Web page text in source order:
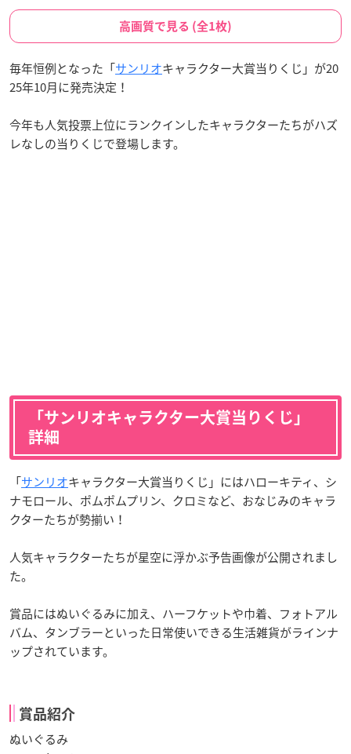
高画質で見る (全1枚)
毎年恒例となった「サンリオキャラクター大賞当りくじ」が20
25年10月に発売決定！
今年も人気投票上位にランクインしたキャラクターたちがハズ
レなしの当りくじで登場します。
「サンリオキャラクター大賞当りくじ」
詳細
「サンリオキャラクター大賞当りくじ」にはハローキティ、シ
ナモロール、ポムポムプリン、クロミなど、おなじみのキャラ
クターたちが勢揃い！
人気キャラクターたちが星空に浮かぶ予告画像が公開されまし
た。
賞品にはぬいぐるみに加え、ハーフケットや巾着、フォトアル
バム、タンブラーといった日常使いできる生活雑貨がラインナ
ップされています。
賞品紹介
ぬいぐるみ